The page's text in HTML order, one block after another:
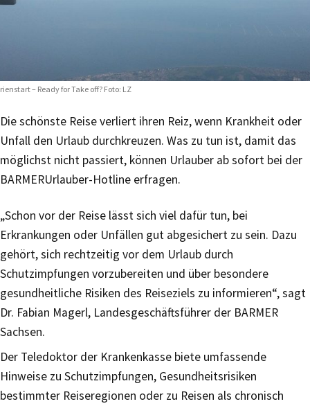
– Ready for Take off? Foto: LZ
Die schönste Reise verliert ihren Reiz, wenn Krankheit oder
Unfall den Urlaub durchkreuzen. Was zu tun ist, damit das
möglichst nicht passiert, können Urlauber ab sofort bei der
BARMERUrlauber-Hotline erfragen.
„Schon vor der Reise lässt sich viel dafür tun, bei
Erkrankungen oder Unfällen gut abgesichert zu sein. Dazu
gehört, sich rechtzeitig vor dem Urlaub durch
Schutzimpfungen vorzubereiten und über besondere
gesundheitliche Risiken des Reiseziels zu informieren“, sagt
Dr. Fabian Magerl, Landesgeschäftsführer der BARMER
Sachsen.
Der Teledoktor der Krankenkasse biete umfassende
Hinweise zu Schutzimpfungen, Gesundheitsrisiken
bestimmter Reiseregionen oder zu Reisen als chronisch